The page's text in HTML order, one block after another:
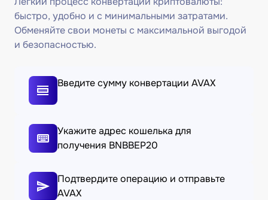
быстро, удобно и с минимальными затратами.
Обменяйте свои монеты с максимальной выгодой
и безопасностью.
Введите сумму конвертации AVAX
Укажите адрес кошелька для
получения BNBBEP20
Подтвердите операцию и отправьте
AVAX